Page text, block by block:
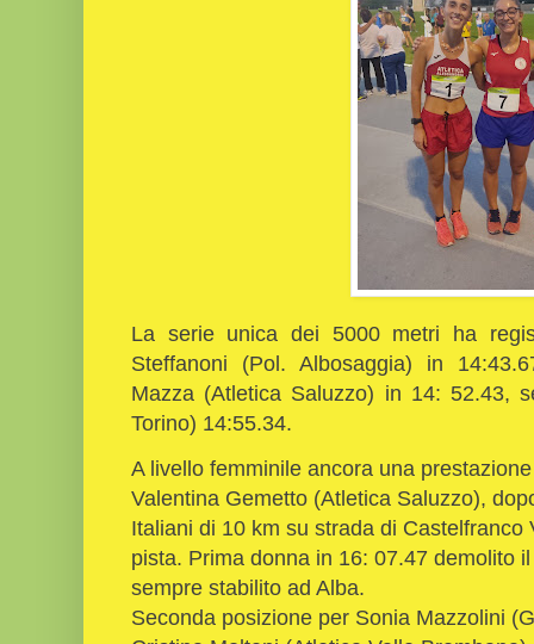
La serie unica dei 5000 metri ha
Steffanoni (Pol. Albosaggia) in
Mazza (Atletica Saluzzo) in 14: 52.43,
Torino) 14:55.34.
A livello femminile ancora una
Valentina Gemetto (Atletica Saluzzo),
Italiani di 10 km su strada di
pista. Prima donna in 16: 07.47 demolito
sempre stabilito ad Alba.
Seconda posizione per Sonia Mazzolini